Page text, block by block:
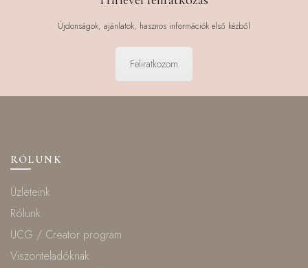
Újdonságok, ajánlatok, hasznos információk első kézből
Feliratkozom
RÓLUNK
Üzleteink
Rólunk
UCG / Creator program
Viszonteladóknak